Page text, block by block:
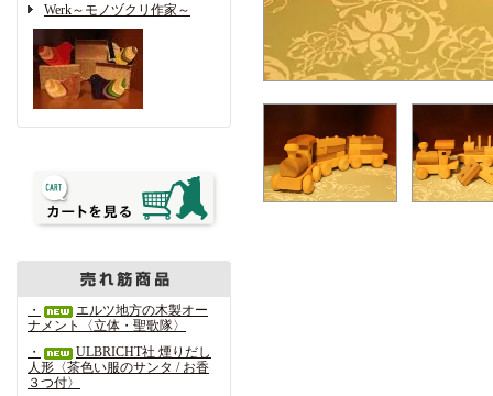
Werk～モノヅクリ作家～
・
エルツ地方の木製オー
ナメント〈立体・聖歌隊〉
・
ULBRICHT社 煙りだし
人形〈茶色い服のサンタ / お香
３つ付〉